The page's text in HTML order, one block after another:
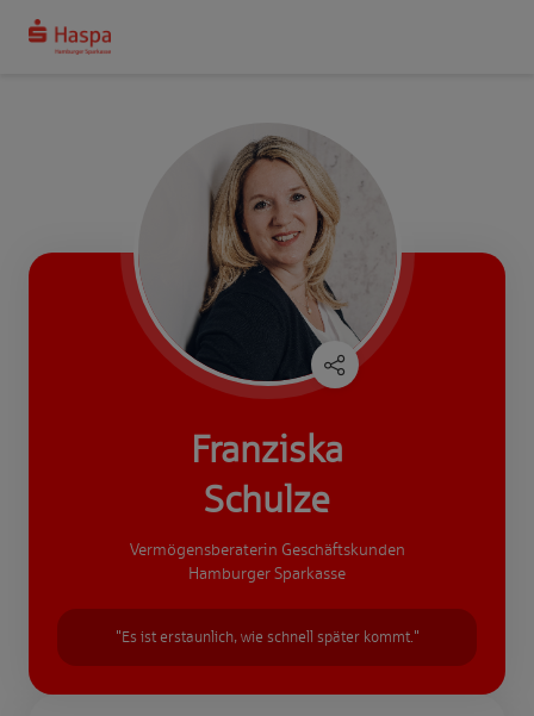
Franziska
Schulze
Vermögensberaterin Geschäftskunden
Hamburger Sparkasse
"Es ist erstaunlich, wie schnell später kommt."